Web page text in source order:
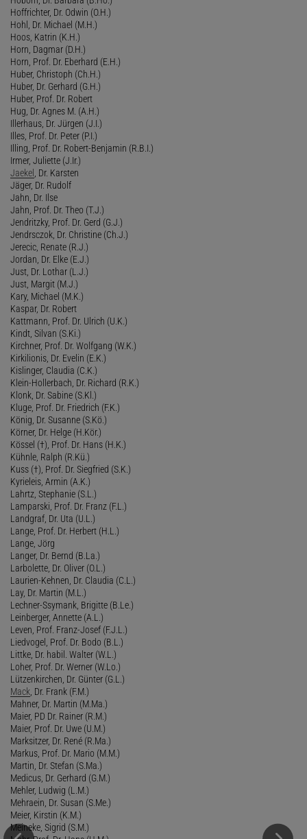
Hoffrichter, Dr. Odwin (O.H.)
Hohl, Dr. Michael (M.H.)
Hoos, Katrin (K.H.)
Horn, Dagmar (D.H.)
Horn, Prof. Dr. Eberhard (E.H.)
Huber, Christoph (Ch.H.)
Huber, Dr. Gerhard (G.H.)
Huber, Prof. Dr. Robert
Hug, Dr. Agnes M. (A.H.)
Illerhaus, Dr. Jürgen (J.I.)
Illes, Prof. Dr. Peter (P.I.)
Illing, Prof. Dr. Robert-Benjamin (R.B.I.)
Irmer, Juliette (J.Ir.)
Jaekel , Dr. Karsten
Jäger, Dr. Rudolf
Jahn, Dr. Ilse
Jahn, Prof. Dr. Theo (T.J.)
Jendritzky, Prof. Dr. Gerd (G.J.)
Jendrsczok, Dr. Christine (Ch.J.)
Jerecic, Renate (R.J.)
Jordan, Dr. Elke (E.J.)
Just, Dr. Lothar (L.J.)
Just, Margit (M.J.)
Kary, Michael (M.K.)
Kaspar, Dr. Robert
Kattmann, Prof. Dr. Ulrich (U.K.)
Kindt, Silvan (S.Ki.)
Kirchner, Prof. Dr. Wolfgang (W.K.)
Kirkilionis, Dr. Evelin (E.K.)
Kislinger, Claudia (C.K.)
Klein-Hollerbach, Dr. Richard (R.K.)
Klonk, Dr. Sabine (S.Kl.)
Kluge, Prof. Dr. Friedrich (F.K.)
König, Dr. Susanne (S.Kö.)
Körner, Dr. Helge (H.Kör.)
Kössel (†), Prof. Dr. Hans (H.K.)
Kühnle, Ralph (R.Kü.)
Kuss (†), Prof. Dr. Siegfried (S.K.)
Kyrieleis, Armin (A.K.)
Lahrtz, Stephanie (S.L.)
Lamparski, Prof. Dr. Franz (F.L.)
Landgraf, Dr. Uta (U.L.)
Lange, Prof. Dr. Herbert (H.L.)
Lange, Jörg
Langer, Dr. Bernd (B.La.)
Larbolette, Dr. Oliver (O.L.)
Laurien-Kehnen, Dr. Claudia (C.L.)
Lay, Dr. Martin (M.L.)
Lechner-Ssymank, Brigitte (B.Le.)
Leinberger, Annette (A.L.)
Leven, Prof. Franz-Josef (F.J.L.)
Liedvogel, Prof. Dr. Bodo (B.L.)
Littke, Dr. habil. Walter (W.L.)
Loher, Prof. Dr. Werner (W.Lo.)
Lützenkirchen, Dr. Günter (G.L.)
Mack , Dr. Frank (F.M.)
Mahner, Dr. Martin (M.Ma.)
Maier, PD Dr. Rainer (R.M.)
Maier, Prof. Dr. Uwe (U.M.)
Marksitzer, Dr. René (R.Ma.)
Markus, Prof. Dr. Mario (M.M.)
Martin, Dr. Stefan (S.Ma.)
Medicus, Dr. Gerhard (G.M.)
Mehler, Ludwig (L.M.)
Mehraein, Dr. Susan (S.Me.)
Meier, Kirstin (K.M.)
Meineke, Sigrid (S.M.)